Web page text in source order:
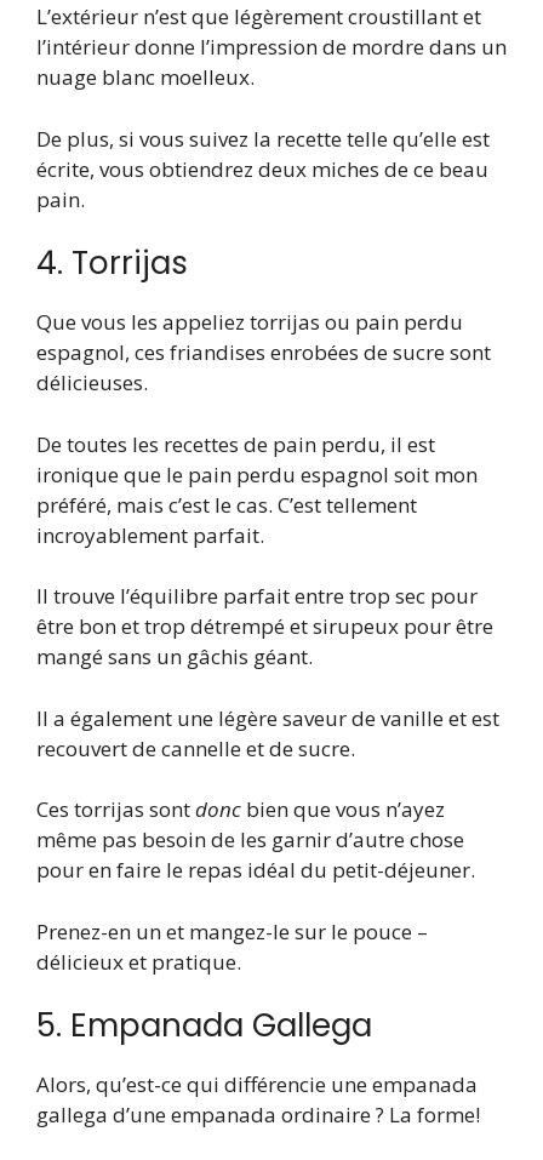
L’extérieur n’est que légèrement croustillant et
l’intérieur donne l’impression de mordre dans un
nuage blanc moelleux.
De plus, si vous suivez la recette telle qu’elle est
écrite, vous obtiendrez deux miches de ce beau
pain.
4. Torrijas
Que vous les appeliez torrijas ou pain perdu
espagnol, ces friandises enrobées de sucre sont
délicieuses.
De toutes les recettes de pain perdu, il est
ironique que le pain perdu espagnol soit mon
préféré, mais c’est le cas. C’est tellement
incroyablement parfait.
Il trouve l’équilibre parfait entre trop sec pour
être bon et trop détrempé et sirupeux pour être
mangé sans un gâchis géant.
Il a également une légère saveur de vanille et est
recouvert de cannelle et de sucre.
Ces torrijas sontdonc bien que vous n’ayez
même pas besoin de les garnir d’autre chose
pour en faire le repas idéal du petit-déjeuner.
Prenez-en un et mangez-le sur le pouce –
délicieux et pratique.
5. Empanada Gallega
Alors, qu’est-ce qui différencie une empanada
gallega d’une empanada ordinaire ? La forme!